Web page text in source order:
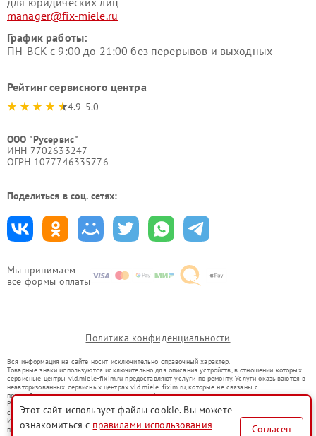
Мы принимаем
все формы оплаты
manager@fix-miele.ru
График работы:
ПН-ВСК с 9:00 до 21:00 без перерывов и выходных
Рейтинг сервисного центра
4.9-5.0
ООО "Русервис"
ИНН 7702633247
ОГРН 1077746335776
Поделиться в соц. сетях:
Политика конфиденциальности
Вся информация на сайте носит исключительно справочный характер.
Товарные знаки используются исключительно для описания устройств, в отношении которых
сервисные центры vld.miele-fixim.ru предоставляют услуги по ремонту. Услуги оказываются в
неавторизованных сервисных центрах vld.miele-fixim.ru, которые не связаны с
правообладателями товарных знаков или их официальными представителями.
Ремонт осуществляется для устройств, уже введенных в гражданский оборот в соответствии
со статьей 1487 ГК РФ.
Использование товарных знаков не преследует цели индивидуализации услуг или введения
потребителей в заблуждение, а служит для информирования о предоставляемых услугах по
Этот сайт использует файлы cookie. Вы можете
ознакомиться с правилами использования
Согласен